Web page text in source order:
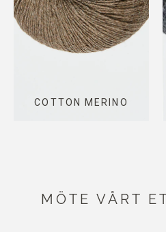
COTTON MERINO
MÖTE VÅRT